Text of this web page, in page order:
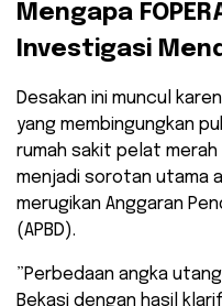
​Mengapa
Investigasi
​Desakan ini muncul
yang membingungkan
rumah sakit pelat
menjadi sorotan utama
merugikan Anggaran
(APBD).
​”Perbedaan angka
Bekasi dengan hasil